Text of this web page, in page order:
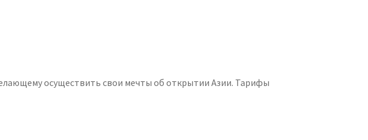
осуществить свои мечты об открытии Азии. Тарифы